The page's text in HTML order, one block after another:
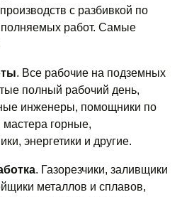
с разбивкой по
работ. Самые
. Все рабочие на подземных
полный рабочий день,
инженеры, помощники по
мастера горные,
энергетики и другие.
. Газорезчики, заливщики
металлов и сплавов,